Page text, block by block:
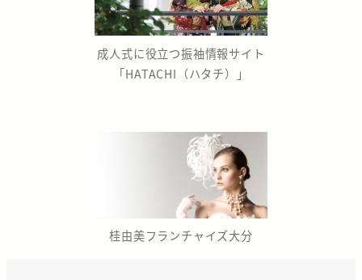
成人式に役立つ振袖情報サイト
「HATACHI（ハタチ）」
桂由美フランチャイズ大分